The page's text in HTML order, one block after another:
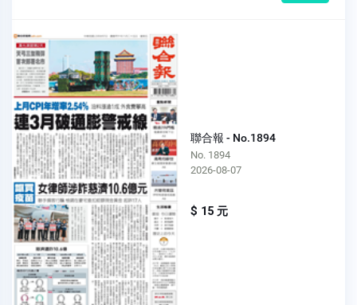
聯合報 - No.1894
No. 1894
2026-08-07
$ 15 元